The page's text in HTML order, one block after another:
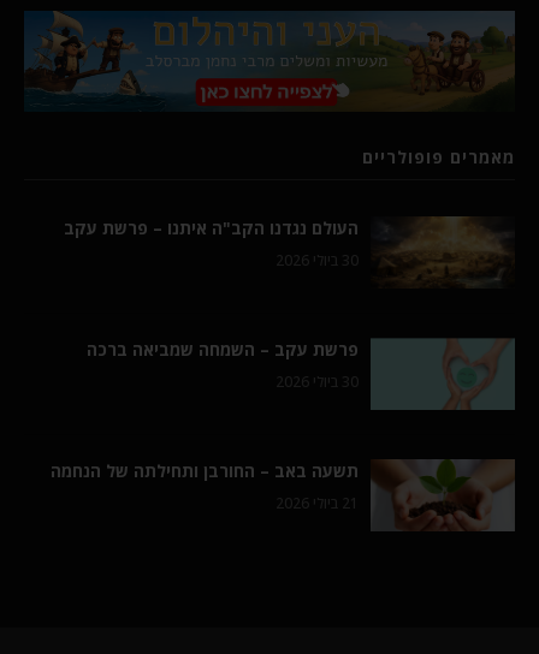
מאמרים פופולריים
העולם נגדנו הקב"ה איתנו – פרשת עקב
30 ביולי 2026
פרשת עקב – השמחה שמביאה ברכה
30 ביולי 2026
תשעה באב – החורבן ותחילתה של הנחמה
21 ביולי 2026